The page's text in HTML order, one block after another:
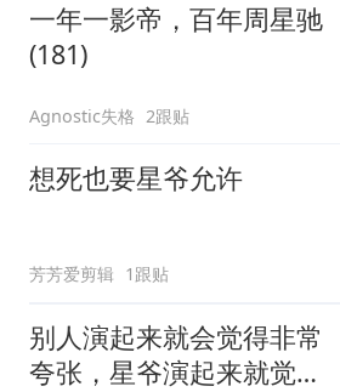
一年一影帝，百年周星驰
(181)
Agnostic失格 2跟贴
想死也要星爷允许
芳芳爱剪辑 1跟贴
别人演起来就会觉得非常
夸张，星爷演起来就觉得